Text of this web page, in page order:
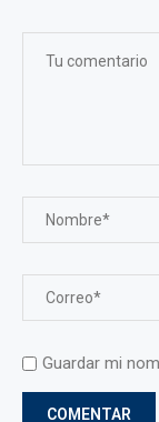
Guardar mi